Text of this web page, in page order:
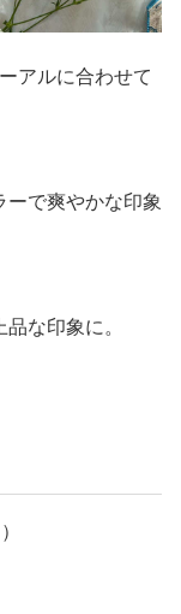
アルに合わせて
ーで爽やかな印象
な印象に。